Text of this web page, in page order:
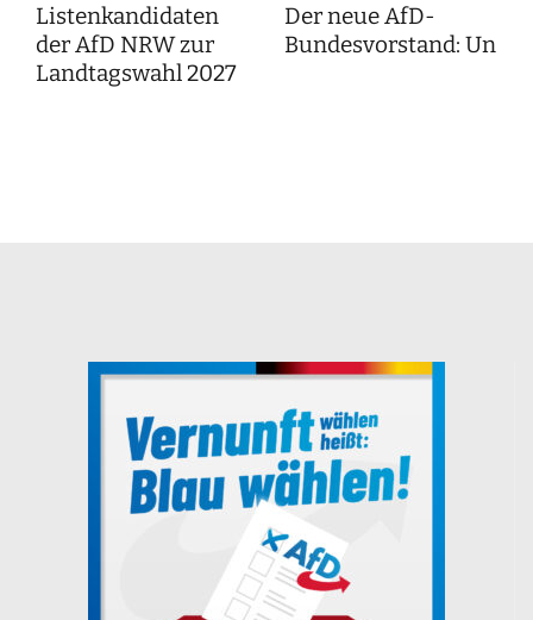
Listenkandidaten
der AfD NRW zur
Landtagswahl 2027
Der neue AfD-
Bundesvorstand: